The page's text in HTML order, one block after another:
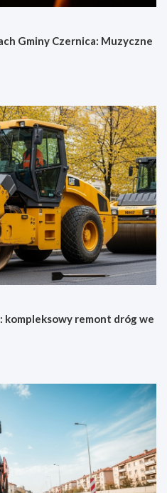
Gminy Czernica: Muzyczne
kompleksowy remont dróg we